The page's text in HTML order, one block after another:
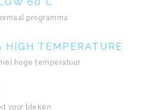
programma
HIGH TEMPERATURE
hoge temperatuur
voor bleken